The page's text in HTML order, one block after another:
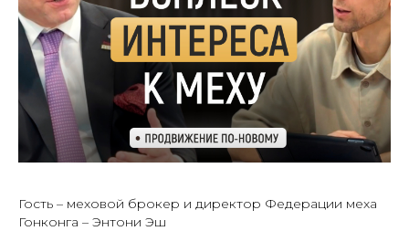
Гость – меховой брокер и директор Федерации меха
Гонконга – Энтони Эш